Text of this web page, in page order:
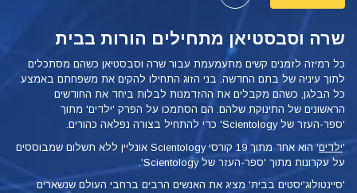
שרה וסבסטיאן מתחילים הורות בבית
כל רמיזה לזמנים קשים מתעמעמת עבור שרה וסבסטיאן כשהם מסתכלים
לתוך עיניה של בתם החדשה. בני הזוג התחילו להקים את משפחתם באמצע
כל הבלגן, כשהם מקבלים את ההזדמנות לבלות ביחד את החודשים
הראשונים של התינוקת שלהם. הם הסתמכו על הפרק 'ילדים' מתוך
'ספר-העזר של Scientology'
כדי להתחיל בצורה נפלאה כהורים.
'ילדים'
הוא אחד מתוך 19 קורסי Scientology אונליין ללא תשלום שמבוססים
על עקרונות מתוך 'ספר-העזר של Scientology'.
'סיינטולוג'יסטים בבית' מציג את האנשים הרבים ברחבי העולם שנשארים